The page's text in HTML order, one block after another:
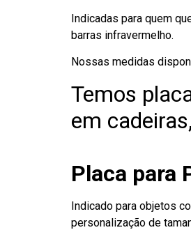
Indicadas para quem
barras infravermelho.
Nossas medidas
Temos
em
Placa para
Indicado para objetos
personalização de